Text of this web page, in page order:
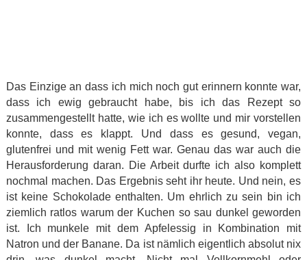
Das Einzige an dass ich mich noch gut erinnern konnte war,
dass ich ewig gebraucht habe, bis ich das Rezept so
zusammengestellt hatte, wie ich es wollte und mir vorstellen
konnte, dass es klappt. Und dass es gesund, vegan,
glutenfrei und mit wenig Fett war. Genau das war auch die
Herausforderung daran. Die Arbeit durfte ich also komplett
nochmal machen. Das Ergebnis seht ihr heute. Und nein, es
ist keine Schokolade enthalten. Um ehrlich zu sein bin ich
ziemlich ratlos warum der Kuchen so sau dunkel geworden
ist. Ich munkele mit dem Apfelessig in Kombination mit
Natron und der Banane. Da ist nämlich eigentlich absolut nix